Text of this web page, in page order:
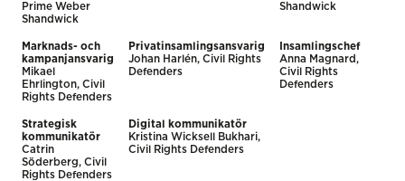
Prime Weber
Shandwick
Shandwick
Marknads- och
kampanjansvarig
Mikael
Ehrlington, Civil
Rights Defenders
Privatinsamlingsansvarig
Johan Harlén, Civil Rights
Defenders
Insamlingschef
Anna Magnard,
Civil Rights
Defenders
Strategisk
kommunikatör
Catrin
Söderberg, Civil
Rights Defenders
Digital kommunikatör
Kristina Wicksell Bukhari,
Civil Rights Defenders